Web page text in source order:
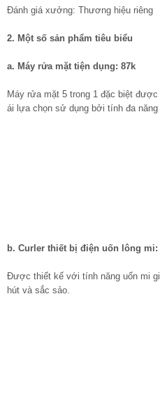
Đánh giá xưởng: Thương hiệu riêng
2. Một số sản phẩm tiêu biểu
a. Máy rửa mặt tiện dụng: 87k
Máy rửa mặt 5 trong 1 đặc biệt
ái lựa chọn sử dụng bởi tính đa năng
b. Curler thiết bị điện uốn lông mi:
Được thiết kế với tính năng uốn mi
hút và sắc sảo.